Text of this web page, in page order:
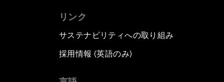
リンク
サステナビリティへの取り組み
採用情報 (英語のみ)